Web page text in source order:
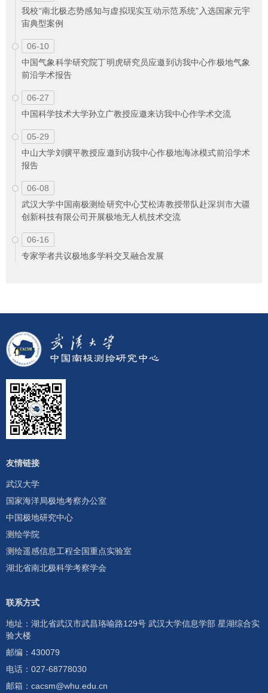
我校“南北极态势感知与虚拟现实互动示范系统”入选国家元宇
宙典型案例
06-10
中国气象科学研究院丁明虎研究员应邀到访我中心作极地气象
前沿学术报告
06-27
中国科学技术大学孙立广教授应邀来访我中心作学术交流
05-29
中山大学刘骥平教授应邀到访我中心作极地海冰模式前沿学术
报告
06-08
武汉大学中国南极测绘研究中心艾松涛教授带队赴深圳市大疆
创新科技有限公司开展极地无人机技术交流
06-16
专家学者共议极地多学科交叉融合发展
友情链接
武汉大学
国家海洋局极地考察办公室
中国极地研究中心
测绘学院
测绘遥感信息工程全国重点实验室
湖北省南北极科学考察学会
联系方式
地址：湖北省武汉市武昌珞喻路129号 武汉大学信息学部 星湖综合实
验大楼
邮编：430079
电话： 027-68778030
邮箱： cacsm@whu.edu.cn